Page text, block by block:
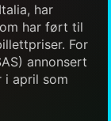
har
har ført til
For
annonsert
i april som